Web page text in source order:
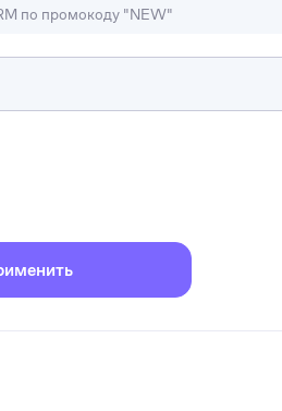
по промокоду "NEW"